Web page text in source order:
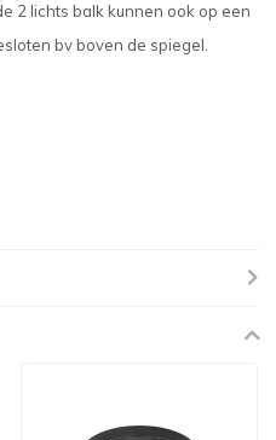
2 lichts balk kunnen ook op een
bv boven de spiegel.